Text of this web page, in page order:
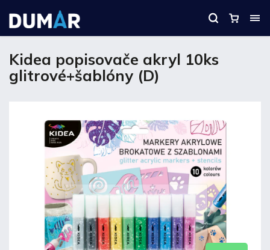
Kidea popisovače akryl 10ks
glitrové+šablóny (D)